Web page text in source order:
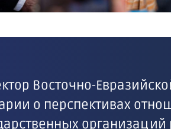
Восточно-
о перспективах
организаций